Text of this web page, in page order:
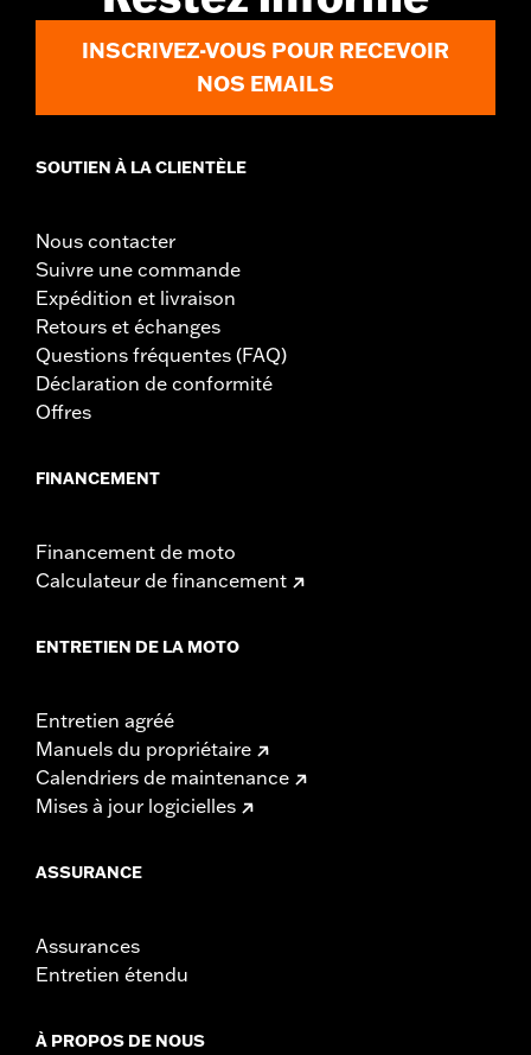
INSCRIVEZ-VOUS POUR RECEVOIR
NOS EMAILS
SOUTIEN À LA CLIENTÈLE
Nous contacter
Suivre une commande
Expédition et livraison
Retours et échanges
Questions fréquentes (FAQ)
Déclaration de conformité
Offres
FINANCEMENT
Financement de moto
Calculateur de financement
ENTRETIEN DE LA MOTO
Entretien agréé
Manuels du propriétaire
Calendriers de maintenance
Mises à jour logicielles
ASSURANCE
Assurances
Entretien étendu
À PROPOS DE NOUS